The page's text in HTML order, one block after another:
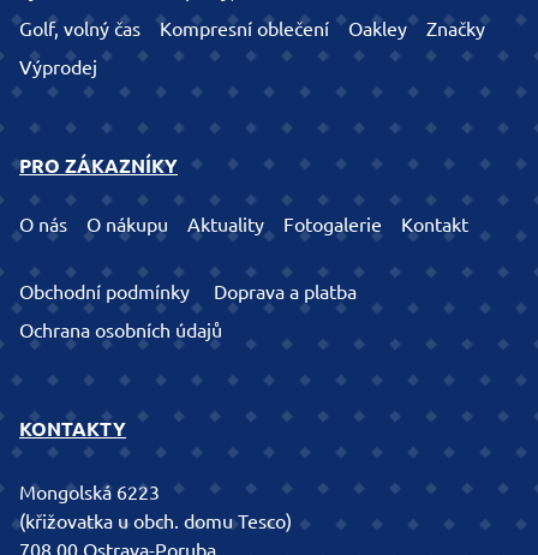
Golf, volný čas
Kompresní oblečení Oakley
Značky
Výprodej
PRO ZÁKAZNÍKY
O nás O nákupu Aktuality Fotogalerie Kontakt
Obchodní podmínky
Doprava a platba
Ochrana osobních údajů
KONTAKTY
Mongolská 6223
(křižovatka u obch. domu Tesco)
708 00 Ostrava-Poruba